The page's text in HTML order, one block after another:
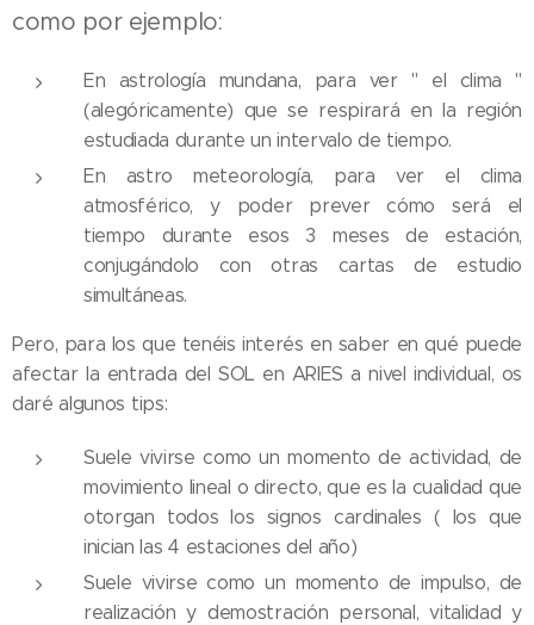
como por ejemplo:
En astrología mundana, para ver " el clima "
(alegóricamente) que se respirará en la región
estudiada durante un intervalo de tiempo.
En astro meteorología, para ver el clima
atmosférico, y poder prever cómo será el
tiempo durante esos 3 meses de estación,
conjugándolo con otras cartas de estudio
simultáneas.
Pero, para los que tenéis interés en saber en qué puede
afectar la entrada del SOL en ARIES a nivel individual, os
daré algunos tips:
Suele vivirse como un momento de actividad, de
movimiento lineal o directo, que es la cualidad que
otorgan todos los signos cardinales ( los que
inician las 4 estaciones del año)
Suele vivirse como un momento de impulso, de
realización y demostración personal, vitalidad y